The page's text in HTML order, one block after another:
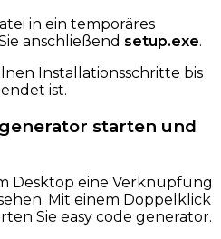
in ein temporäres
anschließend setup.exe.
Installationsschritte bis
ist.
starten und
Desktop eine Verknüpfung
Mit einem Doppelklick
Sie easy code generator.